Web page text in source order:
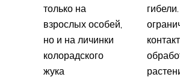
только на
взрослых особей,
но и на личинки
колорадского
жука